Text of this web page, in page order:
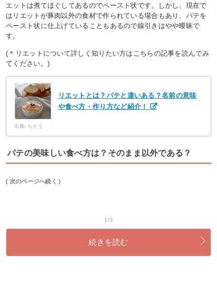
エットは煮てほぐしてあるのでペースト状です。しかし、現在で
はリエットが豚肉以外の食材で作られている場合もあり、パテを
ペースト状に仕上げていることもあるので線引きはやや曖昧で
す。
(＊リエットについて詳しく知りたい方はこちらの記事を読んでみ
てください。)
リエットとは？パテと違いある？名前の意味
や食べ方・作り方など紹介！
出典: ちそう
パテの美味しい食べ方は？そのまま以外である？
( 次のページへ続く )
1/3
続きを読む